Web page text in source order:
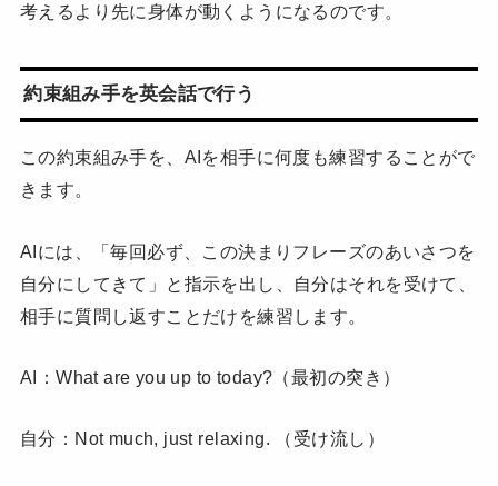
考えるより先に身体が動くようになるのです。
約束組み手を英会話で行う
この約束組み手を、AIを相手に何度も練習することがで
きます。
AIには、「毎回必ず、この決まりフレーズのあいさつを
自分にしてきて」と指示を出し、自分はそれを受けて、
相手に質問し返すことだけを練習します。
AI：What are you up to today?（最初の突き）
自分：Not much, just relaxing. （受け流し）